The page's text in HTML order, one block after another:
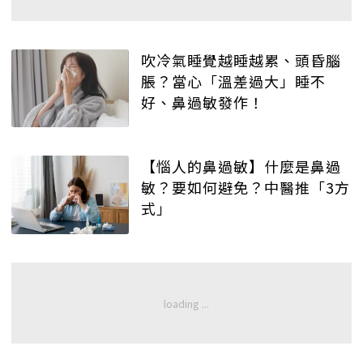
吹冷氣睡覺越睡越累、頭昏腦
脹？當心「溫差過大」睡不
好、鼻過敏發作！
【惱人的鼻過敏】什麼是鼻過
敏？要如何避免？中醫推「3方
式」